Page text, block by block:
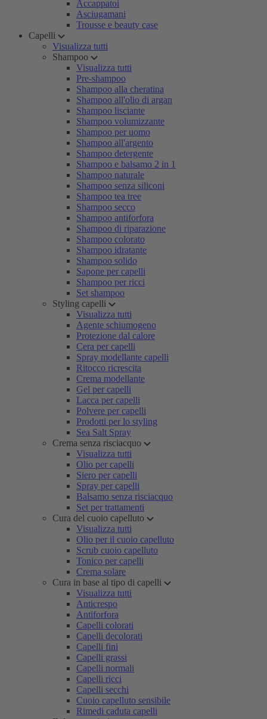
Accappatoi
Asciugamani
Trousse e beauty case
Capelli
Visualizza tutti
Shampoo
Visualizza tutti
Pre-shampoo
Shampoo alla cheratina
Shampoo all'olio di argan
Shampoo lisciante
Shampoo volumizzante
Shampoo per uomo
Shampoo all'argento
Shampoo detergente
Shampoo e balsamo 2 in 1
Shampoo naturale
Shampoo senza siliconi
Shampoo tea tree
Shampoo secco
Shampoo antiforfora
Shampoo di riparazione
Shampoo colorato
Shampoo idratante
Shampoo solido
Sapone per capelli
Shampoo per ricci
Set shampoo
Styling capelli
Visualizza tutti
Agente schiumogeno
Protezione dal calore
Cera per capelli
Spray modellante capelli
Ritocco ricrescita
Crema modellante
Gel per capelli
Lacca per capelli
Polvere per capelli
Prodotti per lo styling
Sea Salt Spray
Crema senza risciacquo
Visualizza tutti
Olio per capelli
Siero per capelli
Spray per capelli
Balsamo senza risciacquo
Set per trattamenti
Cura del cuoio capelluto
Visualizza tutti
Olio per il cuoio capelluto
Scrub cuoio capelluto
Tonico per capelli
Crema solare
Cura in base al tipo di capelli
Visualizza tutti
Anticrespo
Antiforfora
Capelli colorati
Capelli decolorati
Capelli fini
Capelli grassi
Capelli normali
Capelli ricci
Capelli secchi
Cuoio capelluto sensibile
Rimedi caduta capelli